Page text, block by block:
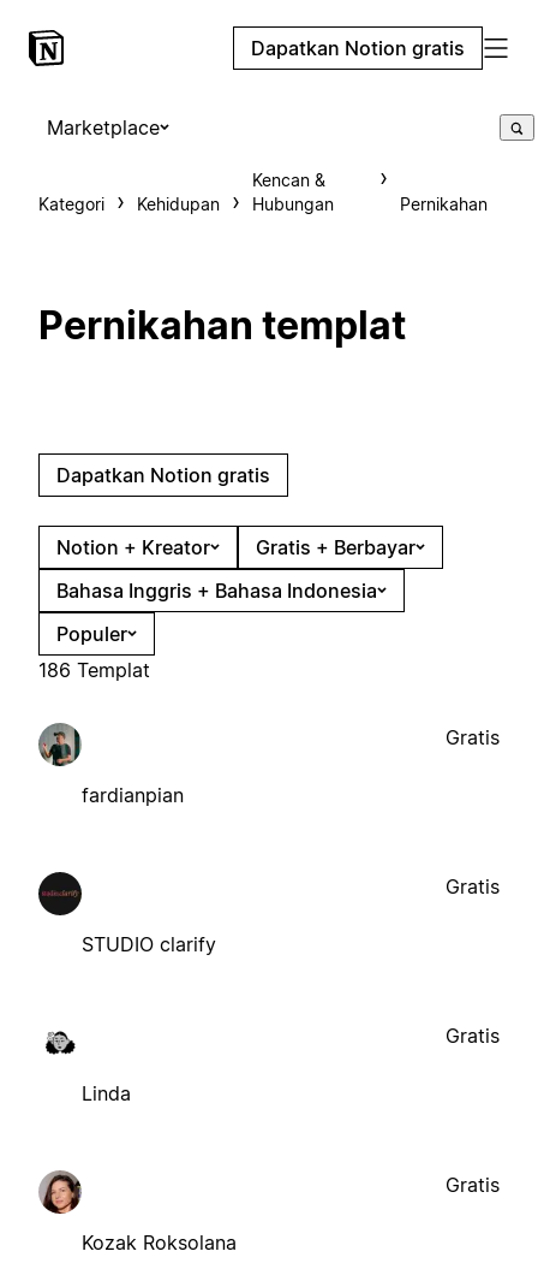
Dapatkan Notion gratis
Marketplace
Kategori Kehidupan
Kencan &
Hubungan
Pernikahan
Pernikahan templat
Dapatkan Notion gratis
Notion + Kreator
Gratis + Berbayar
Bahasa Inggris + Bahasa Indonesia
Populer
186 Templat
fardianpian
Gratis
STUDIO clarify
Gratis
Linda
Gratis
Kozak Roksolana
Gratis